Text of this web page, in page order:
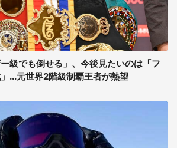
級でも倒せる」、今後見たいのは「フ
...元世界2階級制覇王者が熱望